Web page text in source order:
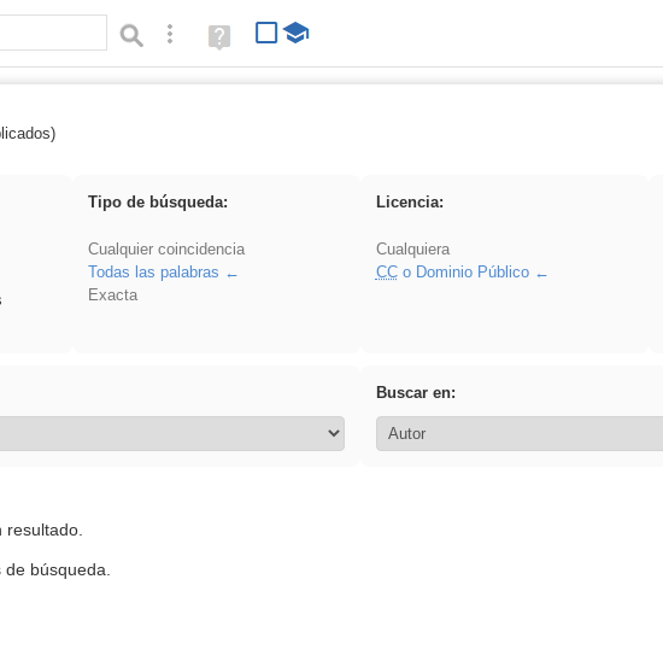
Búsqueda avanzada
Ayuda
(en
Tipo de búsqueda:
Cualquier coincidencia
Todas las palabras
Exacta
Licencia:
Cualquiera
CCo Dominio Público
Buscar en:
resultado.
de búsqueda.